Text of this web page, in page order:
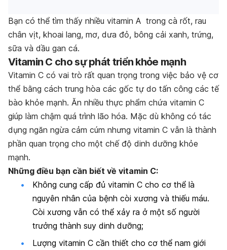
Bạn có thể tìm thấy nhiều vitamin A trong cà rốt, rau
chân vịt, khoai lang, mơ, dưa đỏ, bông cải xanh, trứng,
sữa và dầu gan cá.
Vitamin C cho sự phát triển khỏe mạnh
Vitamin C có vai trò rất quan trọng trong việc bảo vệ cơ
thể bằng cách trung hòa các gốc tự do tấn công các tế
bào khỏe mạnh. Ăn nhiều thực phẩm chứa vitamin C
giúp làm chậm quá trình lão hóa. Mặc dù không có tác
dụng ngăn ngừa cảm cúm nhưng vitamin C vẫn là thành
phần quan trọng cho một chế độ dinh dưỡng khỏe
mạnh.
Những điều bạn cần biết về vitamin C:
Không cung cấp đủ vitamin C cho cơ thể là
nguyên nhân của bệnh còi xương và thiếu máu.
Còi xương vẫn có thể xảy ra ở một số người
trưởng thành suy dinh dưỡng;
Lượng vitamin C cần thiết cho cơ thể nam giới